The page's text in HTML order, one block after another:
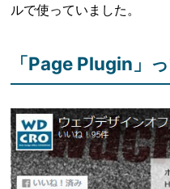
ルで使っていました。
「Page Plugin」